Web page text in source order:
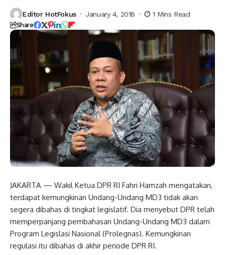
Editor HotFokus January 4, 2018 1 Mins Read
Share
JAKARTA — Wakil Ketua DPR RI Fahri Hamzah mengatakan,
terdapat kemungkinan Undang-Undang MD3 tidak akan
segera dibahas di tingkat legislatif. Dia menyebut DPR telah
memperpanjang pembahasan Undang-Undang MD3 dalam
Program Legislasi Nasional (Prolegnas). Kemungkinan
regulasi itu dibahas di akhir periode DPR RI.